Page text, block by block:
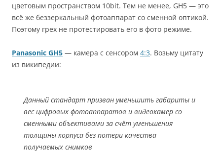
цветовым пространством 10bit. Тем не менее, GH5 — это
всё же беззеркальный фотоаппарат со сменной оптикой.
Поэтому грех не протестировать его в фото режиме.
Panasonic GH5 — камера с сенсором 4:3. Возьму цитату
из википедии:
Данный стандарт призван уменьшить габариты и
вес цифровых фотоаппаратов и видеокамер со
сменными объективами за счёт уменьшения
толщины корпуса без потери качества
получаемых снимков